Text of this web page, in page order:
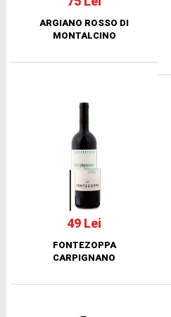
ARGIANO ROSSO DI
MONTALCINO
49 Lei
FONTEZOPPA
CARPIGNANO